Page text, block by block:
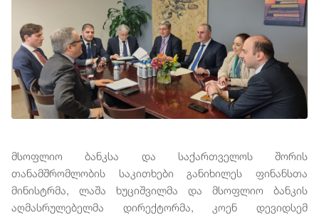
მსოფლიო ბანკსა და საქართველოს შორის
თანამშრომლობის საკითხები განიხილეს ფინანსთა
მინისტრმა, ლაშა ხუციშვილმა და მსოფლიო ბანკის
აღმასრულებელმა დირექტორმა, კოენ დევიდსემ